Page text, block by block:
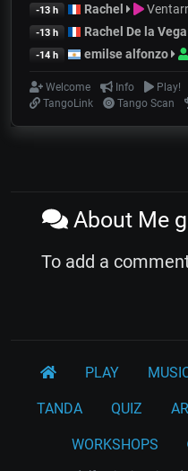
-13 h Rachel
-13 h Rachel De la Vega
-14 h emilse alfonzo
Welcome Info Play!
TangoLink
Tango Scan
About Me
To add a
PLAY
TANDA QUIZ
WORKSHOPS